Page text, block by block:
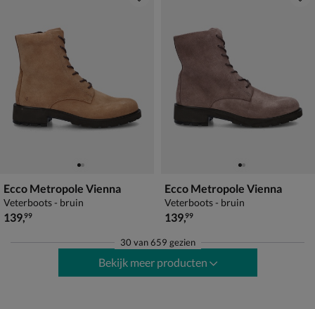
Ecco Metropole Vienna
Veterboots - bruin
€ 139,99
139,99
Ecco Metropole Vienna
Veterboots - bruin
€ 139,99
139,99
30 van659 gezien
Bekijk meer producten